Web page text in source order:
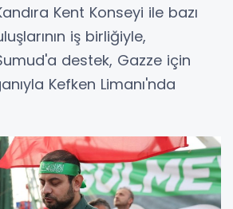
Kent Konseyi ile bazı
iş birliğiyle,
destek, Gazze için
Kefken Limanı'nda